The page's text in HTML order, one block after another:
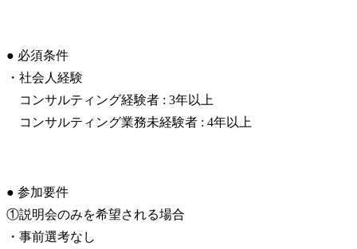
● 必須条件
・社会人経験
コンサルティング経験者 : 3年以上
コンサルティング業務未経験者 : 4年以上
● 参加要件
①説明会のみを希望される場合
・事前選考なし